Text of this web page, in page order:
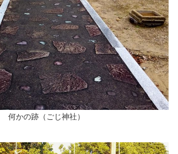
何かの跡（ごじ神社）